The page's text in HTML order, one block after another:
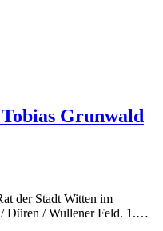
Grunwald
der Stadt Witten im
Düren / Wullener Feld. 1.…